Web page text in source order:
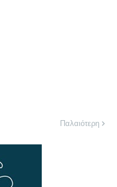
Παλαιότερη